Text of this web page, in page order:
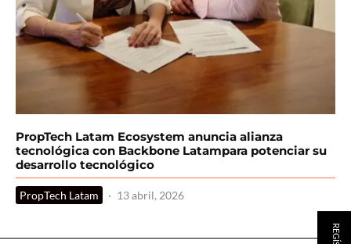
PropTech Latam Ecosystem anuncia alianza
tecnológica con Backbone Latampara potenciar su
desarrollo tecnológico
PropTech Latam · 13 abril, 2026